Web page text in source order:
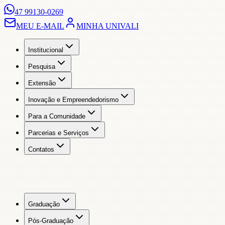
47 99130-0269
MEU E-MAIL
MINHA UNIVALI
Institucional
Pesquisa
Extensão
Inovação e Empreendedorismo
Para a Comunidade
Parcerias e Serviços
Contatos
Graduação
Pós-Graduação